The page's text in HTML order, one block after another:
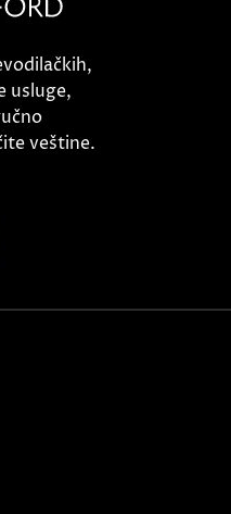
usluge,
veštine.